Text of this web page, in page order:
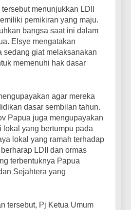
menunjukkan LDII
pemikiran yang maju.
bangsa saat ini dalam
Elsye mengatakan
sedang giat melaksanakan
memenuhi hak dasar
agar mereka
dasar sembilan tahun.
Papua juga mengupayakan
lokal yang bertumpu pada
lokal yang ramah terhadap
LDII dan ormas
terbentuknya Papua
Sejahtera yang
tersebut, Pj Ketua Umum